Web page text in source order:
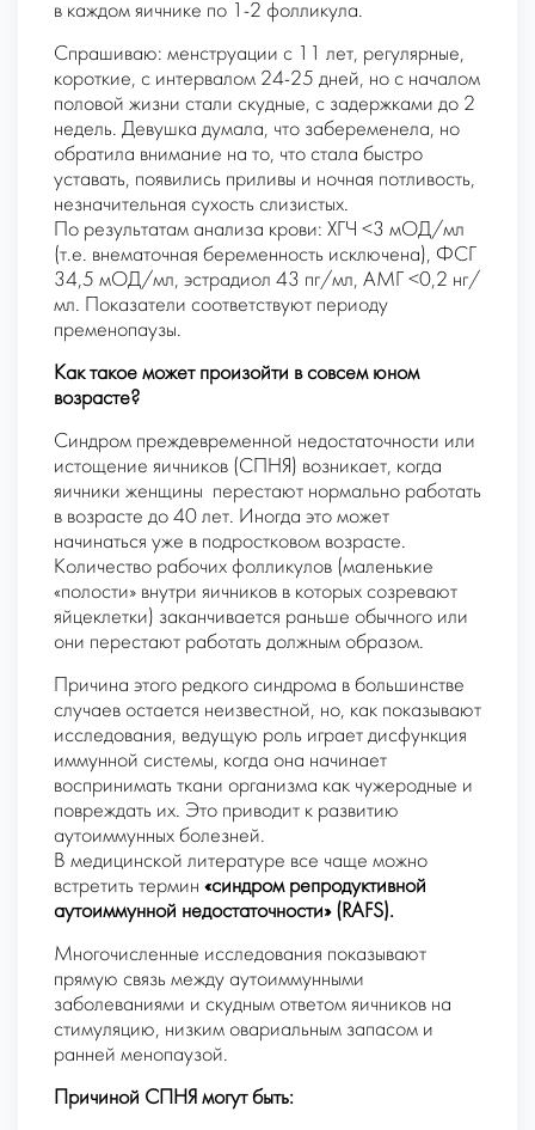
в каждом яичнике по 1-2 фолликула.
Спрашиваю: менструации с 11 лет, регулярные,
короткие, с интервалом 24-25 дней, но с началом
половой жизни стали скудные, с задержками до 2
недель. Девушка думала, что забеременела, но
обратила внимание на то, что стала быстро
уставать, появились приливы и ночная потливость,
незначительная сухость слизистых.
По результатам анализа крови: ХГЧ <3 мОД/мл
(т.е. внематочная беременность исключена), ФСГ
34,5 мОД/мл, эстрадиол 43 пг/мл, АМГ <0,2 нг/
мл. Показатели соответствуют периоду
пременопаузы.
Как такое может произойти в совсем юном
возрасте?
Синдром преждевременной недостаточности или
истощение яичников (СПНЯ) возникает, когда
яичники женщины перестают нормально работать
в возрасте до 40 лет. Иногда это может
начинаться уже в подростковом возрасте.
Количество рабочих фолликулов (маленькие
«полости» внутри яичников в которых созревают
яйцеклетки) заканчивается раньше обычного или
они перестают работать должным образом.
Причина этого редкого синдрома в большинстве
случаев остается неизвестной, но, как показывают
исследования, ведущую роль играет дисфункция
иммунной системы, когда она начинает
воспринимать ткани организма как чужеродные и
повреждать их. Это приводит к развитию
аутоиммунных болезней.
В медицинской литературе все чаще можно
встретить термин «синдром репродуктивной
аутоиммунной недостаточности» (RAFS).
Многочисленные исследования показывают
прямую связь между аутоиммунными
заболеваниями и скудным ответом яичников на
стимуляцию, низким овариальным запасом и
ранней менопаузой.
Причиной СПНЯ могут быть: